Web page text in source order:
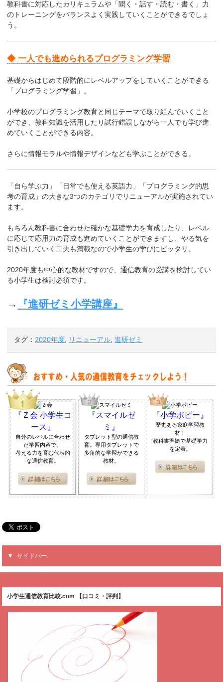
教科書に対応したカリキュラムや「聞く・話す・読む・書く」力
のトレーニングをバランスよく実践していくことができるでしょ
う。
◆ 一人でも進められるプログラミング学習
基礎からはじめて段階的にレベルアップをしていくことができる
「プログラミング学習」。
小学校のプログラミング教育と同じテーマで取り組んでいくこと
ができ、教科知識を活用したり試行錯誤しながら一人でも学び進
めていくことができる内容。
さらに情報モラルや情報デザインなども学ぶことができる。
「自ら学ぶ力」「日常でも使える英語力」「プログラミング的思
考の育成」の大きな3つのカテゴリでリニューアルが実施されてい
ます。
もちろん教科書に合わせた確かな基礎学力を育成したり、レベル
に応じて応用力の育成も進めていくことができますし、やる気を
引き出していく工夫も満載なので小学生の学びにピッタリ。
2020年度も中心的な教材ですので、通信教育の受講を検討してい
る小学生は検討必須です。
→ 『進研ゼミ小学講座』
タグ： 2020年度 リニューアル ,進研ゼミ
『Ｚ会 小学生コ
ース』
自分のレベルに合わせ
た学習内容で、
考える力を育む代表的
な通信教育。
『スマイルゼ
ミ』
タブレット型の通信教
育。専用タブレットで
多角的な学習ができる
教材。
『小学ポピー』
歴史ある家庭学習教
材！
教科書準拠で基礎学力
を定着。
サイドバー
小学生通信教育比較.com 【口コミ・評判】